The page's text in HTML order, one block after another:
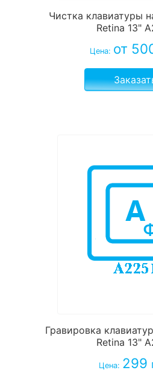
Чистка клавиатуры
Retina 13"
Цена: от
Гравировка
Retina 13"
Цена: 299